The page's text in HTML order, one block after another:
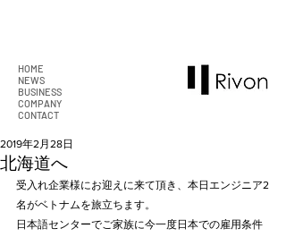
HOME
NEWS
BUSINESS
COMPANY
CONTACT
北海道へ
2019年2月28日
受入れ企業様にお迎えに来て頂き、本日エンジニア2
名がベトナムを旅立ちます。
日本語センターでご家族に今一度日本での雇用条件